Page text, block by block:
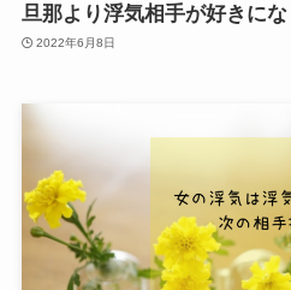
旦那より浮気相手が好きにな
2022年6月8日